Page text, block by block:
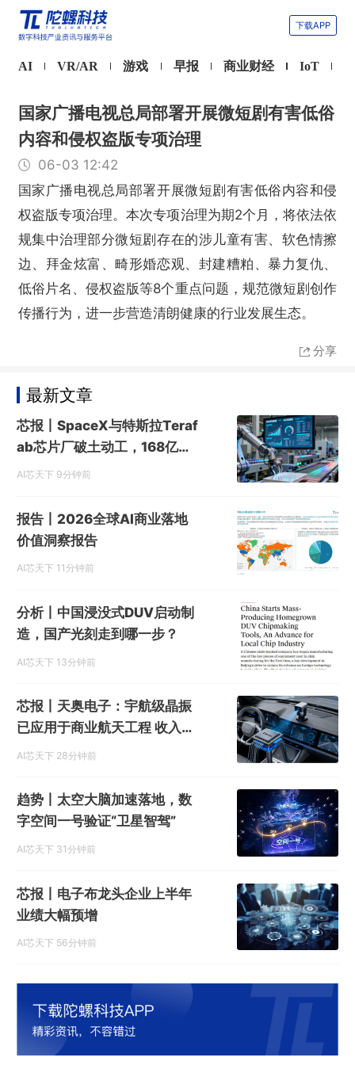
下载APP
AI VR/AR 游戏 早报 商业财经 IoT
国家广播电视总局部署开展微短剧有害低俗
内容和侵权盗版专项治理
06-03 12:42
国家广播电视总局部署开展微短剧有害低俗内容和侵
权盗版专项治理。本次专项治理为期2个月，将依法依
规集中治理部分微短剧存在的涉儿童有害、软色情擦
边、拜金炫富、畸形婚恋观、封建糟粕、暴力复仇、
低俗片名、侵权盗版等8个重点问题，规范微短剧创作
传播行为，进一步营造清朗健康的行业发展生态。
分享
最新文章
芯报丨SpaceX与特斯拉Teraf
ab芯片厂破土动工，168亿美
元投资布局逻辑与存储制造
AI芯天下 9分钟前
报告丨2026全球AI商业落地
价值洞察报告
AI芯天下 11分钟前
分析丨中国浸没式DUV启动制
造，国产光刻走到哪一步？
AI芯天下 13分钟前
芯报丨天奥电子：宇航级晶振
已应用于商业航天工程 收入占
比低
AI芯天下 28分钟前
趋势丨太空大脑加速落地，数
字空间一号验证“卫星智驾”
AI芯天下 31分钟前
芯报丨电子布龙头企业上半年
业绩大幅预增
AI芯天下 56分钟前